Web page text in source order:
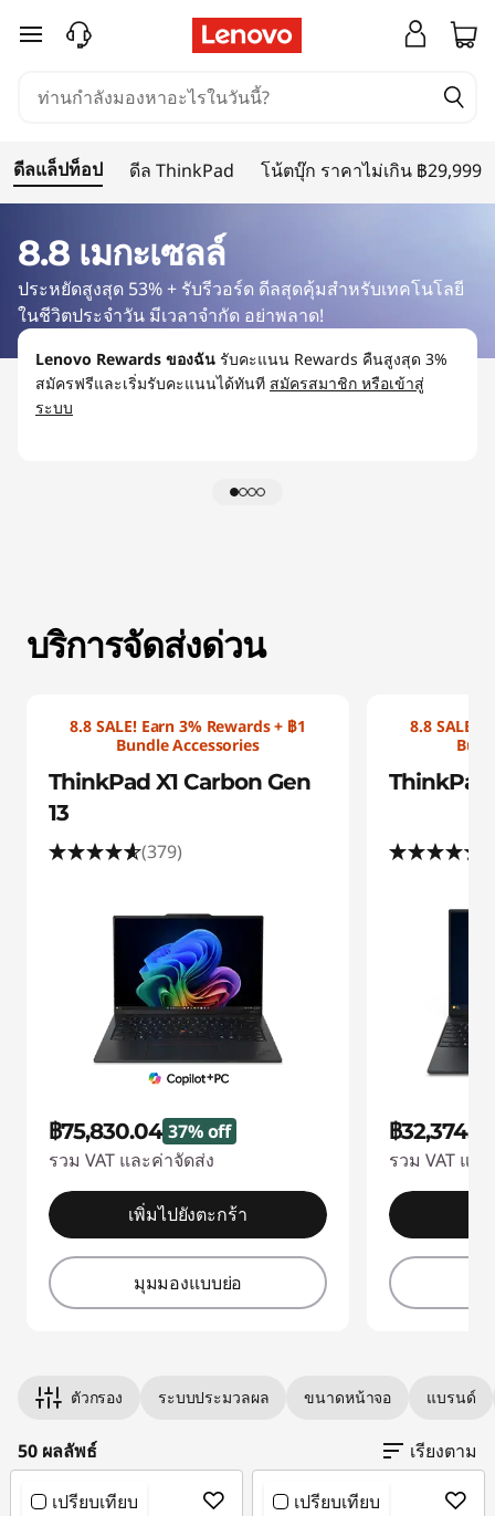
ข
แ
ล็
ป
ท็
ด
ข้ามไปที่เนื้อหาหลัก
ดีลแล็ปท็อป ดีล ThinkPad โน้ตบุ๊ก ราคาไม่เกิน ฿29,999
8.8 เมกะเซลล์
ประหยัดสูงสุด 53% + รับรีวอร์ด ดีลสุดคุ้มสำหรับเทคโนโลยี
ในชีวิตประจำวัน มีเวลาจำกัด อย่าพลาด!
Lenovo Rewards ของฉัน รับคะแนน Rewards คืนสูงสุด 3%
สมัครฟรีและเริ่มรับคะแนนได้ทันที สมัครสมาชิก หรือเข้าสู่
ระบบ
บริการจัดส่งด่วน
8.8 SALE! Earn 3% Rewards + ฿1
Bundle Accessories
ThinkPad X1 Carbon Gen
13
(379)
฿75,830.04 37% off
รวม VAT และค่าจัดส่ง
เพิ่มไปยังตะกร้า
มุมมองแบบย่อ
8.8 SALE!
ThinkPad
฿
รวม VAT แล
ตัวกรอง ระบบประมวลผล ขนาดหน้าจอ แบรนด์
50 ผลลัพธ์ เรียงตาม
เปรียบเทียบ
Original Price 61203.04 THB Discounted Price
เปรียบเทียบ
Original Price 76093.03 THB Discounted Price
Original Price 49393.03 THB Discounted Price
Original Price 129603.05 THB Discounted Price
Original Price 60903.04 THB Discounted Price
Original Price 72593.03 THB Discounted Price
Original Price 78493.03 THB Discounted Price
Original Price 95994.04 THB Discounted Price
Original Price 145593.03 THB Discounted Price
Original Price 135003.04 THB Discounted Price
Original Price 48992.02 THB Discounted Price
Original Price 51203.03 THB Discounted Price
Original Price 53403.04 THB Discounted Price
Original Price 121303.04 THB Discounted Price
Original Price 40090.03 THB Discounted Price
Original Price 46890.01 THB Discounted Price
Original Price 115704.04 THB Discounted
Original Price 59193.03 THB Discounted Price
Original Price 62753.04 THB Discounted Price
Original Price 59593.03 THB Discounted Price
Original Price 110493.03 THB Discounted Price